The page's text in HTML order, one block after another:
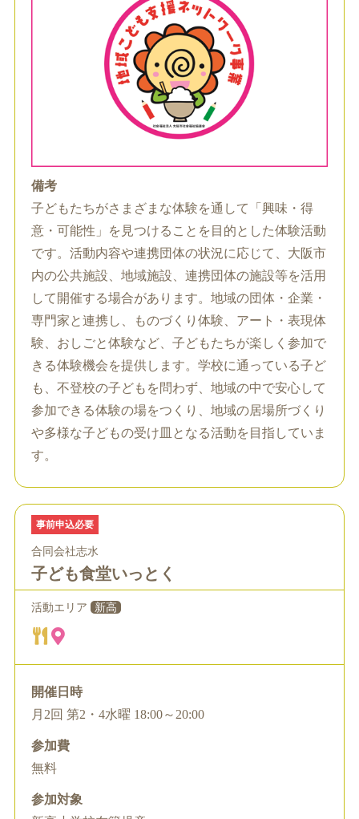
備考
子どもたちがさまざまな体験を通して「興味・得
意・可能性」を見つけることを目的とした体験活動
です。活動内容や連携団体の状況に応じて、大阪市
内の公共施設、地域施設、連携団体の施設等を活用
して開催する場合があります。地域の団体・企業・
専門家と連携し、ものづくり体験、アート・表現体
験、おしごと体験など、子どもたちが楽しく参加で
きる体験機会を提供します。学校に通っている子ど
も、不登校の子どもを問わず、地域の中で安心して
参加できる体験の場をつくり、地域の居場所づくり
や多様な子どもの受け皿となる活動を目指していま
す。
事前申込必要
合同会社志水
子ども食堂いっとく
活動エリア 新高
開催日時
月2回 第2・4水曜 18:00～20:00
参加費
無料
参加対象